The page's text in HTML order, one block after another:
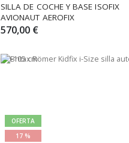
SILLA DE COCHE Y BASE ISOFIX
AVIONAUT AEROFIX
570,00 €
OFERTA
17 %